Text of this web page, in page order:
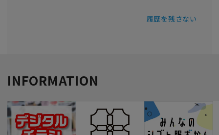
履歴を残さない
INFORMATION